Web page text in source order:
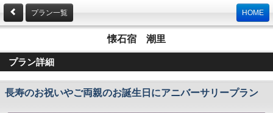
プラン一覧 HOME
懐石宿 潮里
プラン詳細
長寿のお祝いやご両親のお誕生日にアニバーサリープラン